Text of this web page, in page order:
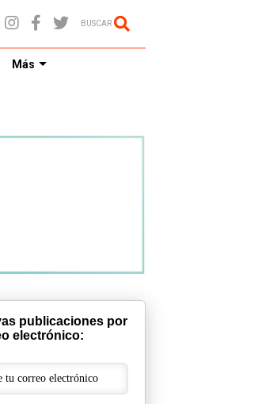
BUSCAR
Más
publicaciones por
electrónico: